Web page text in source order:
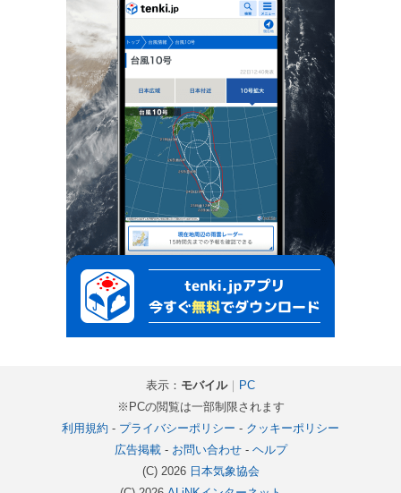
表示： モバイル｜
PC
※PCの閲覧は一部制限されます
利用規約 - プライバシーポリシー - クッキーポリシー
広告掲載- お問い合わせ- ヘルプ
(C) 2026 日本気象協会